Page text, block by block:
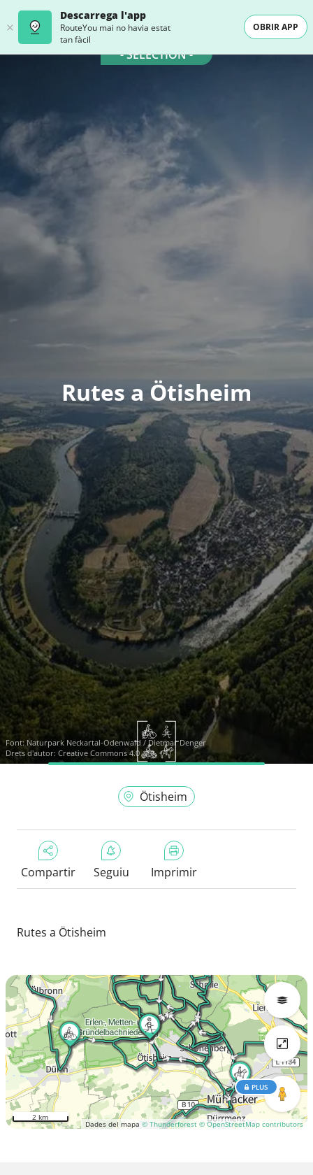
Descarrega l'app
RouteYou mai no havia estat
tan fàcil
OBRIR APP
- SELECTION -
Rutes a Ötisheim
Font: Naturpark Neckartal-Odenwald / Dietmar Denger
Drets d'autor: Creative Commons 4.0
Ötisheim
Compartir Seguiu Imprimir
Rutes a Ötisheim
Dades del mapa © Thunderforest © OpenStreetMap contributors
PLUS
2 km